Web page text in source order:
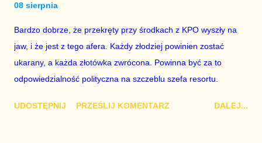
08 sierpnia
Bardzo dobrze, że przekręty przy środkach z KPO wyszły na
jaw, i że jest z tego afera. Każdy złodziej powinien zostać
ukarany, a każda złotówka zwrócona. Powinna być za to
odpowiedzialność polityczna na szczeblu szefa resortu.
UDOSTĘPNIJ PRZEŚLIJ KOMENTARZ DALEJ...